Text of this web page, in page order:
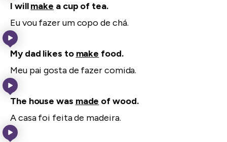
I willmake a cup of tea.
Eu vou fazer um copo de chá.
My dad likes to make food.
Meu pai gosta de fazer comida.
The house was made of wood.
A casa foi feita de madeira.